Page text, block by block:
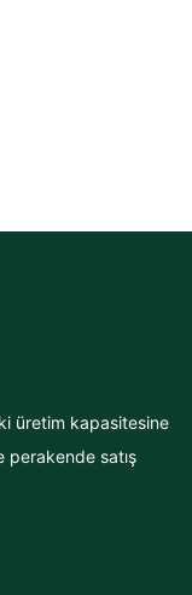
üretim kapasitesine
perakende satış